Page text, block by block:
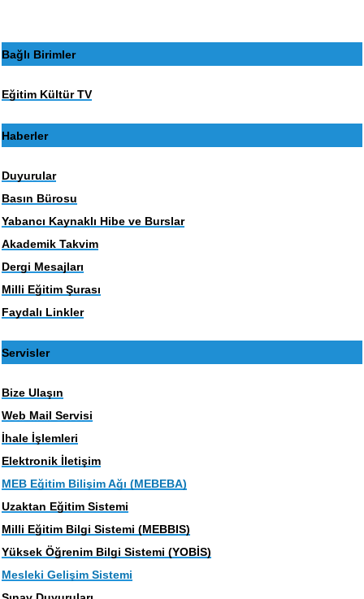
Bağlı Birimler
Eğitim Kültür TV
Haberler
Duyurular
Basın Bürosu
Yabancı Kaynaklı Hibe ve Burslar
Akademik Takvim
Dergi Mesajları
Milli Eğitim Şurası
Faydalı Linkler
Servisler
Bize Ulaşın
Web Mail Servisi
İhale İşlemleri
Elektronik İletişim
MEB Eğitim Bilişim Ağı (MEBEBA)
Uzaktan Eğitim Sistemi
Milli Eğitim Bilgi Sistemi (MEBBIS)
Yüksek Öğrenim Bilgi Sistemi (YOBİS)
Mesleki Gelişim Sistemi